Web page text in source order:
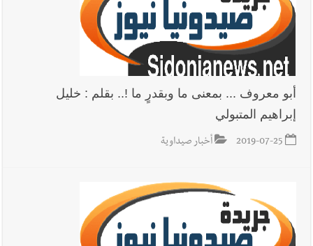
أخبار صيدا مؤسسة مياه لبنان الجنوبي : انخفاض التغذية بالمياه
في صيدا نتيجة الانقطاع المتكرر لخط الخدمات الكهربائي
أخبار لبنان بالصور : قائد الجيش اللبناني العماد رودولف هيكل شدد
أخبار لبنان
الطقس غدا صيفي معتاد والحرارة ضمن معدلاتها
الموسمية
أبو معروف ... بمعنى ما وبقدرٍ ما !.. بقلم : خليل
إبراهيم المتبولي
2019-07-25 أخبار صيداوية